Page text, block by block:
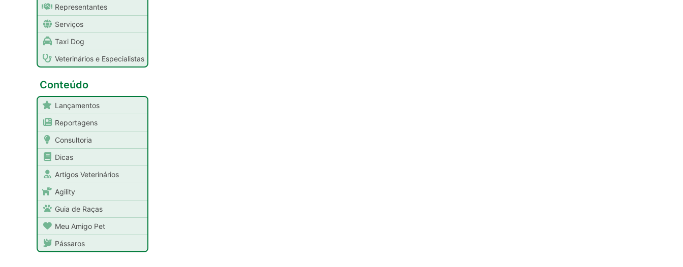
Representantes
Serviços
Taxi Dog
Veterinários e Especialistas
Conteúdo
Lançamentos
Reportagens
Consultoria
Dicas
Artigos Veterinários
Agility
Guia de Raças
Meu Amigo Pet
Pássaros